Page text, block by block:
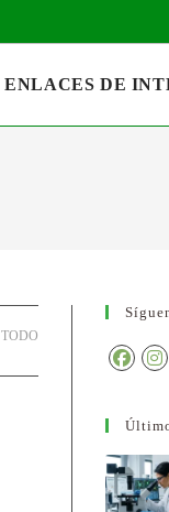
ENLACES DE
TODO